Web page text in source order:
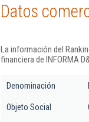
Datos
La información del
financiera de INFORMA
Denominación
Objeto Social